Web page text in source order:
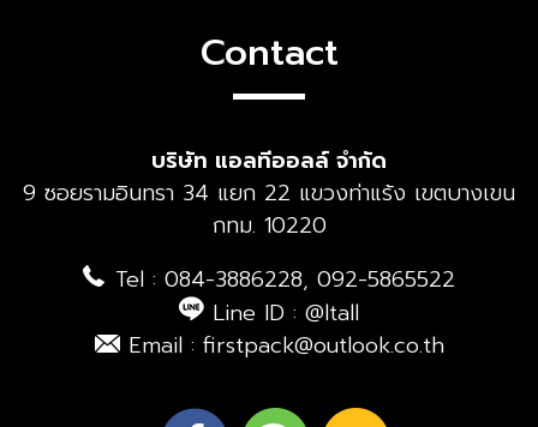
Contact
บริษัท แอลทีออลล์ จำกัด
9 ซอยรามอินทรา 34 แยก 22 แขวงท่าแร้ง เขตบางเขน
กทม. 10220
Tel : 084-3886228, 092-5865522
Line ID : @ltall
Email : firstpack@outlook.co.th